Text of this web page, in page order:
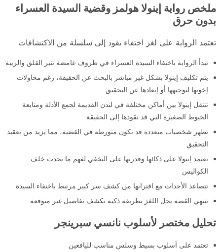
ملخص رواية إينولا هولمز وقضية السيدة العسراء
بدون حرق
تعتمد الرواية على لغز اختفاء يقود إلى سلسلة من الاكتشافات
تبدأ الرواية باختفاء السيدة العسراء في ظروف غامضة تثير القلق والريبة
يتم تكليف إينولا بشكل غير مباشر بالبحث عن الحقيقة، رغم محاولات
إخوتها لتوجيهها أو إبعادها عن التحقيق
تنتقل إينولا بين أماكن مختلفة في لندن القديمة لجمع الأدلة ومتابعة
الخيوط الصغيرة التي قد تقودها إلى الحقيقة
تظهر شخصيات متعددة قد تكون متورطة في القضية، مما يزيد من تعقيد
التحقيق
تعتمد إينولا على ذكائها وقدرتها على التخفي لفهم ما يحدث خلف
الكواليس
تتصاعد الأحداث مع اقترابها من كشف سر كبير مرتبط باختفاء السيدة
تنتهي القصة بحل اللغز بطريقة ذكية تكشف تفاصيل غير متوقعة
تحليل مختصر لأسلوب نانسي سبرينجر
تعتمد على أسلوب بسيط وسلس مناسب لليافعين